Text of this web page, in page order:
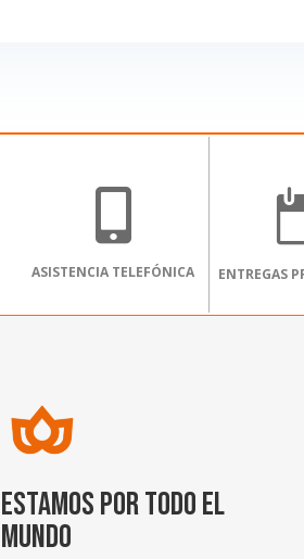

ASISTENCIA TELEFÓNICA ENTREGAS
ESTAMOS POR TODO EL
MUNDO